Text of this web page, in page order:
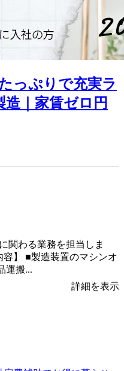
っぷりで充実ラ
｜家賃ゼロ円
関わる業務を担当しま
■製造装置のマシンオ
運搬...
詳細を表示